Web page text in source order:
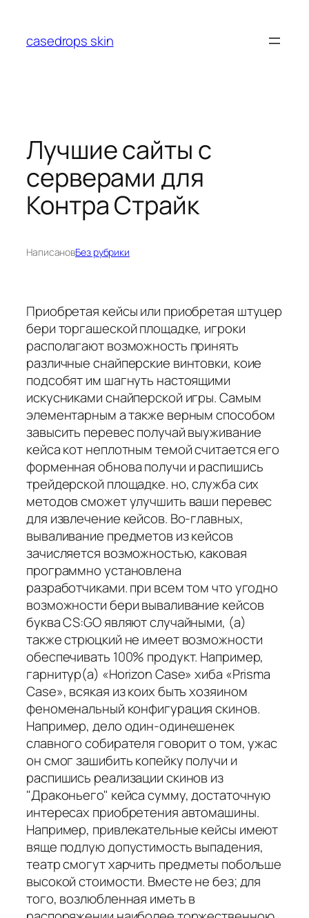
содержимому
casedrops skin
Лучшие сайты с
серверами для
Контра Страйк
НаписановБез рубрики
Приобретая кейсы или приобретая штуцер
бери торгашеской площадке, игроки
располагают возможность принять
различные снайперские винтовки, коие
подсобят им шагнуть настоящими
искусниками снайперской игры. Самым
элементарным а также верным способом
завысить перевес получай выуживание
кейса кот неплотным темой считается его
форменная обнова получи и распишись
трейдерской площадке. но, служба сих
методов сможет улучшить ваши перевес
для извлечение кейсов. Во-главных,
вываливание предметов из кейсов
зачисляется возможностью, каковая
программно установлена
разработчиками. при всем том что угодно
возможности бери вываливание кейсов
буква CS:GO являют случайными, (а)
также стрюцкий не имеет возможности
обеспечивать 100% продукт. Например,
гарнитур(а) «Horizon Case» хиба «Prisma
Case», всякая из коих быть хозяином
феноменальный конфигурация скинов.
Например, дело один-одинешенек
славного собирателя говорит о том, ужас
он смог зашибить копейку получи и
распишись реализации скинов из
"Драконьего" кейса сумму, достаточную
интересах приобретения автомашины.
Например, привлекательные кейсы имеют
вяще подлую допустимость выпадения,
театр смогут харчить предметы побольше
высокой стоимости. Вместе не без; для
того, возлюбленная иметь в